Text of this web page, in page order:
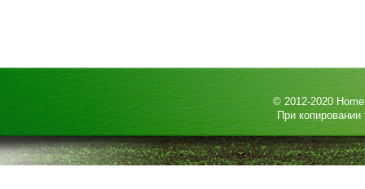
© 2012-2020
При